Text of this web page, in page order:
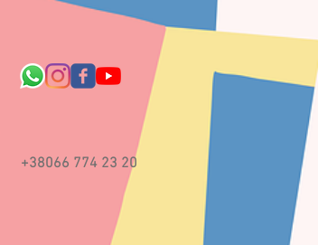
+38066 774 23 20